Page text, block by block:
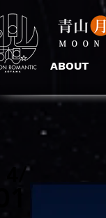
ABOUT
4/